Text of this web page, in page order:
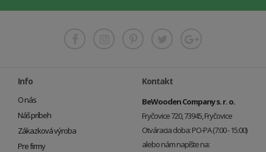
Info
O nás
Náš príbeh
Zákazková výroba
Pre firmy
Kontakt
BeWooden Company s. r. o.
Fryčovice 720, 73945, Fryčovice
Otváracia doba: PO-PA (7:00 - 15:00)
alebo nám napíšte na: